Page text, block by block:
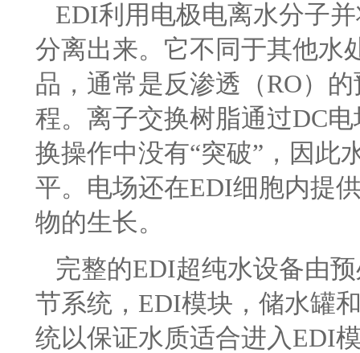
EDI利用电极电离水分子
分离出来。它不同于其他水
品，通常是反渗透（RO）
程。离子交换树脂通过DC
换操作中没有“突破”，因此
平。电场还在EDI细胞内提
物的生长。
完整的EDI超纯水设备由
节系统，EDI模块，储水罐
统以保证水质适合进入EDI